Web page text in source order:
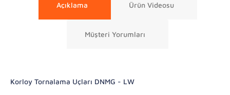
Açıklama Ürün Videosu
Müşteri Yorumları
Korloy Tornalama Uçları DNMG - LW